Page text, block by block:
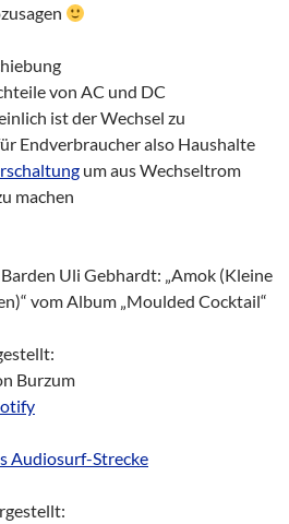
von AC und DC
ist der Wechsel zu
Endverbraucher also Haushalte
um aus Wechseltrom
machen
Uli Gebhardt: „Amok (Kleine
vom Album „Moulded Cocktail“
Burzum
Audiosurf-Strecke